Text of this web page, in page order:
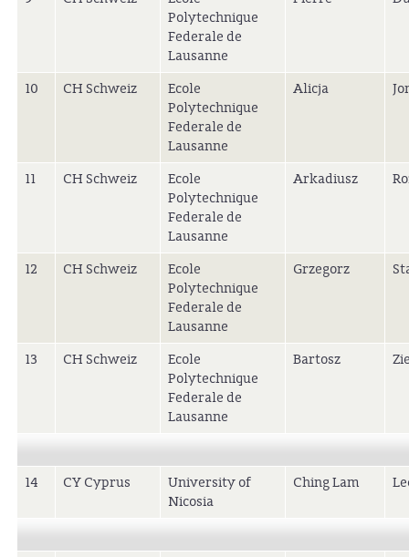
Polytechnique
Federale de
Lausanne
10 CH Schweiz
Ecole
Polytechnique
Federale de
Lausanne
Alicja
11 CH Schweiz
Ecole
Polytechnique
Federale de
Lausanne
Arkadiusz
12 CH Schweiz
Ecole
Polytechnique
Federale de
Lausanne
Grzegorz
13 CH Schweiz
Ecole
Polytechnique
Federale de
Lausanne
Bartosz
14 CY Cyprus
University of
Nicosia
Ching Lam